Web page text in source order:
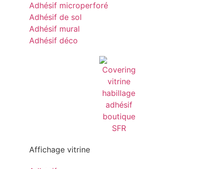
Adhésif microperforé
Adhésif de sol
Adhésif mural
Adhésif déco
Affichage vitrine